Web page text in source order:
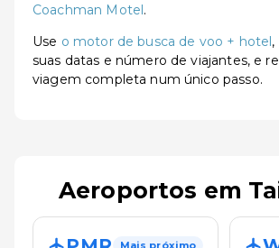
Coachman Motel.
Use o motor de busca de voo + hotel,
suas datas e número de viajantes, e
viagem completa num único passo.
Aeroportos em
Mais próximo